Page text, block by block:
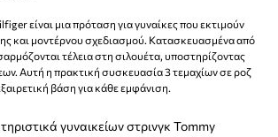
είναι μια πρόταση για γυναίκες που εκτιμούν
και μοντέρνου σχεδιασμού. Κατασκευασμένα από
τέλεια στη σιλουέτα, υποστηρίζοντας
Αυτή η πρακτική συσκευασία 3 τεμαχίων σε ροζ
βάση για κάθε εμφάνιση.
γυναικείων στρινγκ Tommy